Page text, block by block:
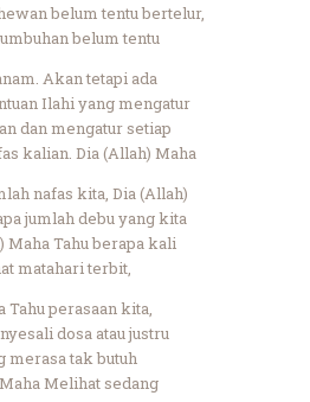
belum tentu bertelur,
belum tentu
Akan tetapi ada
Ilahi yang mengatur
dan mengatur setiap
kalian. Dia (Allah) Maha
nafas kita, Dia (Allah)
jumlah debu yang kita
Maha Tahu berapa kali
matahari terbit,
Tahu perasaan kita,
dosa atau justru
merasa tak butuh
Melihat sedang